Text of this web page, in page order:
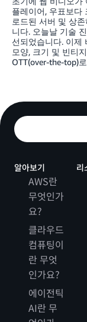
플레이어, 우표보다
로드된 서버 및 상
니다. 오늘날 기술
선되었습니다. 이제
모양, 크기 및 빈티
OTT(over-the-top)
알아보기
AWS란
무엇인가
요?
클라우드
컴퓨팅이
란 무엇
인가요?
에이전틱
AI란 무
리